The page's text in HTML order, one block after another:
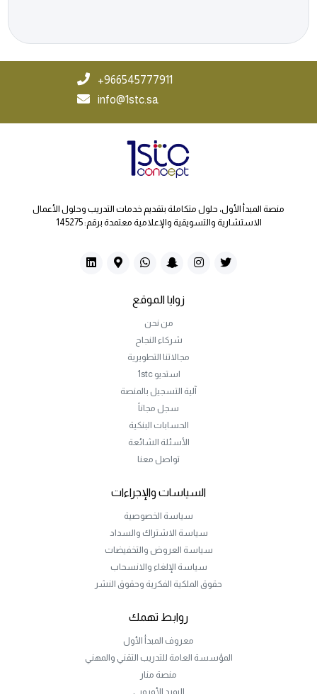
966545777911+
info@1stc.sa
منصة المبدأ الأول، حلول متكاملة بتقديم خدمات التدريب وحلول الأعمال
الاستشارية والتسويقية والإعلامية معتمدة برقم: 145275
زوايا الموقع
من نحن
شركاء النجاح
مجالاتنا التطويرية
استديو 1stc
آلية التسجيل بالمنصة
سجل مجاناً
الحسابات البنكية
الأسئلة الشائعة
تواصل معنا
السياسات والإجراءات
سياسة الخصوصية
سياسة الاشتراك والسداد
سياسة العروض والتخفيضات
سياسة الإلغاء والانسحاب
حقوق الملكية الفكرية وحقوق النشر
روابط تهمك
معروف المبدأ الأول
المؤسسة العامة للتدريب التقني والمهني
منصة منار
البورد الأوروبي